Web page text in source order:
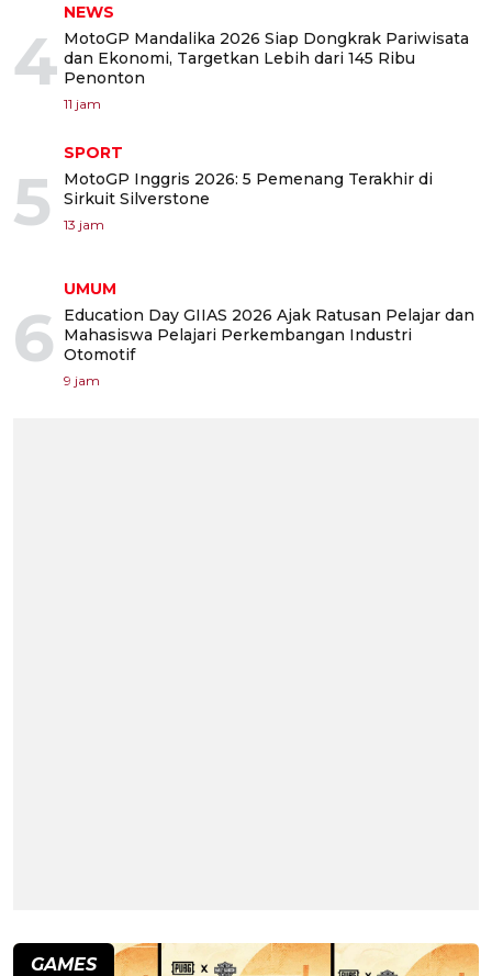
4
NEWS
MotoGP Mandalika 2026 Siap Dongkrak Pariwisata
dan Ekonomi, Targetkan Lebih dari 145 Ribu
Penonton
11 jam
5
SPORT
MotoGP Inggris 2026: 5 Pemenang Terakhir di
Sirkuit Silverstone
13 jam
6
UMUM
Education Day GIIAS 2026 Ajak Ratusan Pelajar dan
Mahasiswa Pelajari Perkembangan Industri
Otomotif
9 jam
GAMES